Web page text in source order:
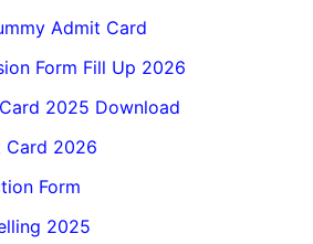
Admit Card
Form Fill Up 2026
2025 Download
Card 2026
Form
2025